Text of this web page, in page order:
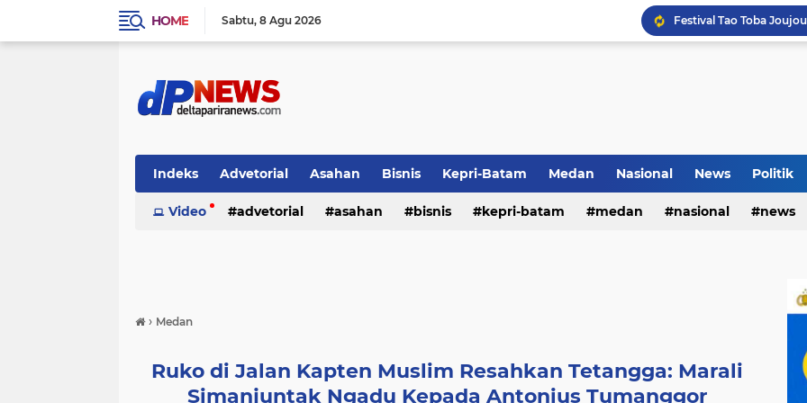
HOME Sabtu 8 Agu 2026
Pemko Medan Raih
Indeks Advetorial Asahan Bisnis Kepri-Batam Medan Nasional News Politik
Video advetorial asahan bisnis kepri-batam medan nasional news
› Medan
Ruko di Jalan Kapten Muslim Resahkan Tetangga: Marali
Simanjuntak Ngadu Kepada Antonius Tumanggor